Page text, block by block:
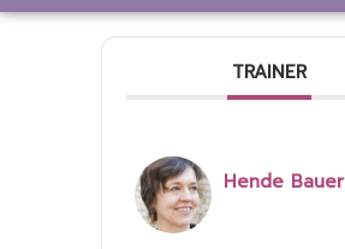
TRAINER
Hende Bauer